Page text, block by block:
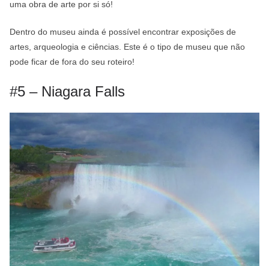
uma obra de arte por si só!
Dentro do museu ainda é possível encontrar exposições de
artes, arqueologia e ciências. Este é o tipo de museu que não
pode ficar de fora do seu roteiro!
#5 – Niagara Falls